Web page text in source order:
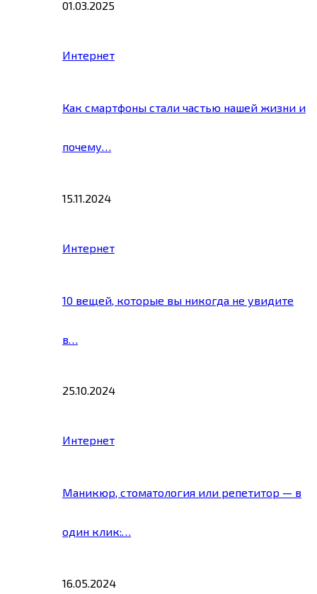
01.03.2025
Интернет
Как смартфоны стали частью нашей жизни и
почему…
15.11.2024
Интернет
10 вещей, которые вы никогда не увидите
в…
25.10.2024
Интернет
Маникюр, стоматология или репетитор — в
один клик:…
16.05.2024